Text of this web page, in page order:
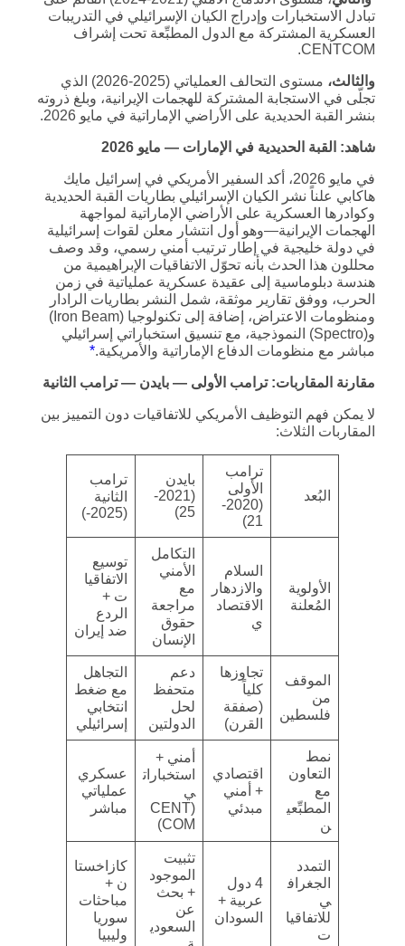
تبادل الاستخبارات وإدراج الكيان الإسرائيلي في التدريبات
العسكرية المشتركة مع الدول المطبِّعة تحت إشراف
CENTCOM.
والثالث،
مستوى التحالف العملياتي (2025-2026) الذي
تجلّى في الاستجابة المشتركة للهجمات الإيرانية، وبلغ ذروته
بنشر القبة الحديدية على الأراضي الإماراتية في مايو 2026.
شاهد: القبة الحديدية في الإمارات — مايو 2026
في مايو 2026، أكد السفير الأمريكي في إسرائيل مايك
هاكابي علناً نشر الكيان الإسرائيلي بطاريات القبة الحديدية
وكوادرها العسكرية على الأراضي الإماراتية لمواجهة
الهجمات الإيرانية—وهو أول انتشار معلن لقوات إسرائيلية
في دولة خليجية في إطار ترتيب أمني رسمي، وقد وصف
محللون هذا الحدث بأنه تحوّل الاتفاقيات الإبراهيمية من
هندسة دبلوماسية إلى عقيدة عسكرية عملياتية في زمن
الحرب، ووفق تقارير موثقة، شمل النشر بطاريات الرادار
ومنظومات الاعتراض، إضافة إلى تكنولوجيا (Iron Beam)
و(Spectro) النموذجية، مع تنسيق استخباراتي إسرائيلي
مباشر مع منظومات الدفاع الإماراتية والأمريكية.*
مقارنة المقاربات: ترامب الأولى — بايدن — ترامب الثانية
لا يمكن فهم التوظيف الأمريكي للاتفاقيات دون التمييز بين
المقاربات الثلاث:
البُعد
ترامب
الأولى
(2020-
21)
بايدن
(2021-
25)
ترامب
الثانية
(2025-)
الأولوية
المُعلنة
السلام
والازدهار
الاقتصاد
ي
التكامل
الأمني
مع
مراجعة
حقوق
الإنسان
توسيع
الاتفاقيا
ت +
الردع
ضد إيران
الموقف
من
فلسطين
تجاوزها
كلياً
(صفقة
القرن)
دعم
متحفظ
لحل
الدولتين
التجاهل
مع ضغط
انتخابي
إسرائيلي
نمط
التعاون
مع
المطبِّعي
ن
اقتصادي
+ أمني
مبدئي
أمني +
استخبارات
ي
(CENT
COM)
عسكري
عملياتي
مباشر
التمدد
الجغراف
ي
للاتفاقيا
ت
4 دول
عربية +
السودان
تثبيت
الموجود
+ بحث
عن
السعودي
كازاخستا
ن +
مباحثات
سوريا
وليبيا